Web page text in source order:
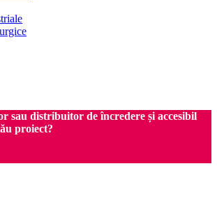
sau distribuitor de încredere și accesibil
proiect?